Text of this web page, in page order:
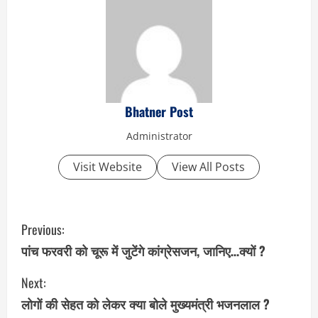
Bhatner Post
Administrator
Visit Website View All Posts
C
o
n
t
Previous:
पांच फरवरी को चूरू में जुटेंगे कांग्रेसजन, जानिए…क्यों ?
Next:
लोगों की सेहत को लेकर क्या बोले मुख्यमंत्री भजनलाल ?